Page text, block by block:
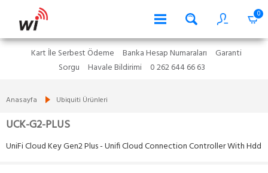
0
Kart İle Serbest Ödeme Banka Hesap Numaraları
Garanti
Sorgu
Havale Bildirimi 0 262 644 66 63
Anasayfa Ubiquiti Ürünleri
UCK-G2-PLUS
UniFi Cloud Key Gen2 Plus - Unifi Cloud Connection Controller With Hdd